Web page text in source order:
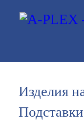
Изделия